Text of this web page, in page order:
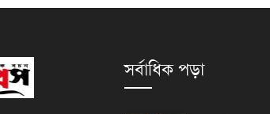
সর্বাধিক পড়া